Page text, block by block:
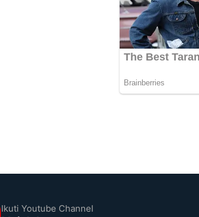
Ikuti Youtube Channel